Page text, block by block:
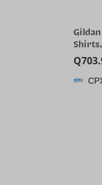
Gildan
G1100
Q